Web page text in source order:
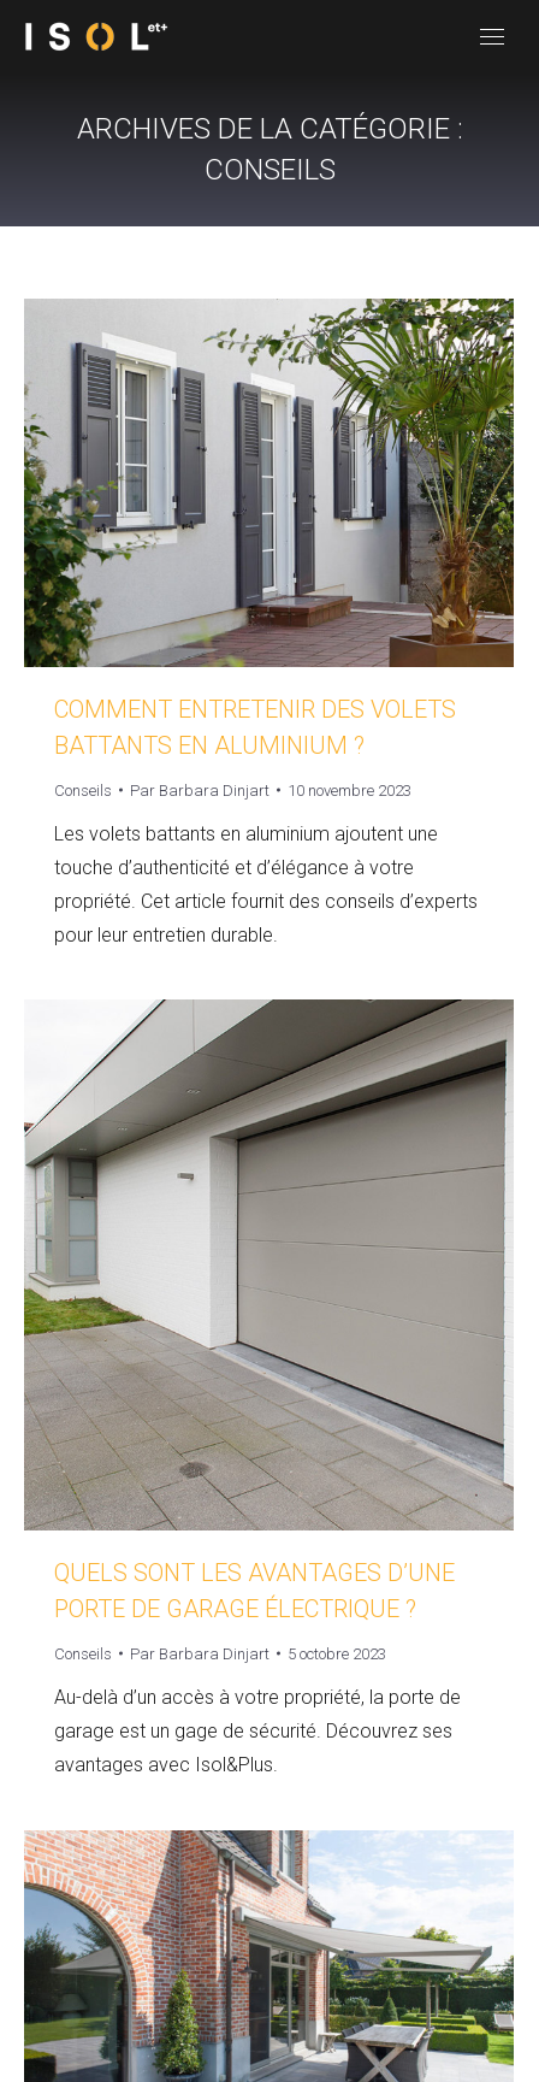
ARCHIVES DE LA CATÉGORIE :
CONSEILS
COMMENT ENTRETENIR DES VOLETS
BATTANTS EN ALUMINIUM ?
Conseils Par Barbara Dinjart 10 novembre 2023
Les volets battants en aluminium ajoutent une
touche d’authenticité et d’élégance à votre
propriété. Cet article fournit des conseils d’experts
pour leur entretien durable.
QUELS SONT LES AVANTAGES D’UNE
PORTE DE GARAGE ÉLECTRIQUE ?
Conseils Par Barbara Dinjart 5 octobre 2023
Au-delà d’un accès à votre propriété, la porte de
garage est un gage de sécurité. Découvrez ses
avantages avec Isol&Plus.